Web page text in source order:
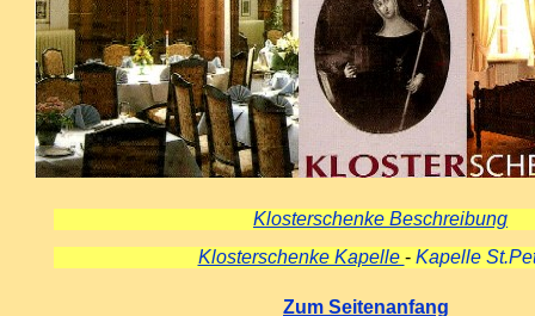
Klosterschenke Beschreibung
Klosterschenke Kapelle - Kapelle
Zum Seitenanfang